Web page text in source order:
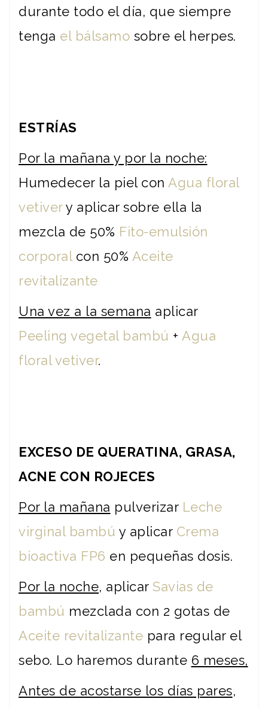
durante todo el día, que siempre
tenga el bálsamo sobre el herpes.
ESTRÍAS
Por la mañana y por la noche:
Humedecer la piel con Agua floral
vetivery aplicar sobre ella la
mezcla de 50% Fito-emulsión
corporalcon 50% Aceite
revitalizante
Una vez a la semana aplicar
Peeling vegetal bambú + Agua
floral vetiver.
EXCESO DE QUERATINA, GRASA,
ACNE CON ROJECES
Por la mañana pulverizar Leche
virginal bambú y aplicar Crema
bioactiva FP6 en pequeñas dosis.
Por la noche, aplicar Savias de
bambú mezclada con 2 gotas de
Aceite revitalizante para regular el
sebo. Lo haremos durante 6 meses,
Antes de acostarse los días pares,